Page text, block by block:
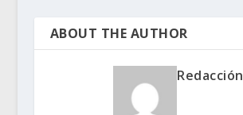
ABOUT THE AUTHOR
Redacción